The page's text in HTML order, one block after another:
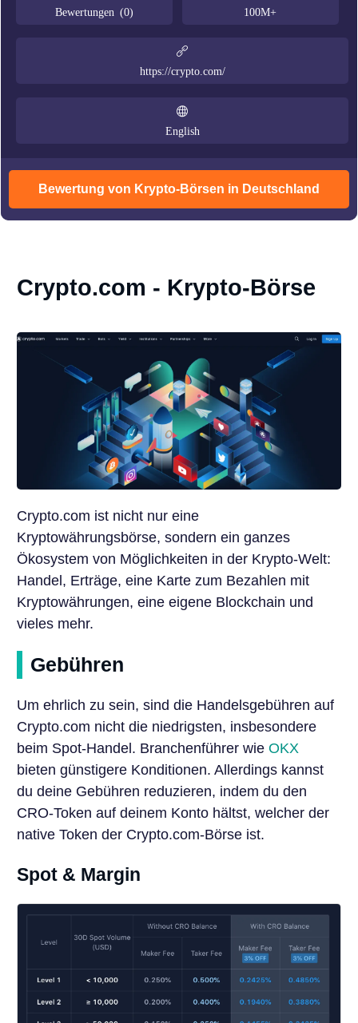
Bewertungen (0) 100M+
https://crypto.com/
English
Bewertung von Krypto-Börsen in Deutschland
Crypto.com - Krypto-Börse
Crypto.com ist nicht nur eine
Kryptowährungsbörse, sondern ein ganzes
Ökosystem von Möglichkeiten in der Krypto-Welt:
Handel, Erträge, eine Karte zum Bezahlen mit
Kryptowährungen, eine eigene Blockchain und
vieles mehr.
Gebühren
Um ehrlich zu sein, sind die Handelsgebühren auf
Crypto.com nicht die niedrigsten, insbesondere
beim Spot-Handel. Branchenführer wie OKX
bieten günstigere Konditionen. Allerdings kannst
du deine Gebühren reduzieren, indem du den
CRO-Token auf deinem Konto hältst, welcher der
native Token der Crypto.com-Börse ist.
Spot & Margin